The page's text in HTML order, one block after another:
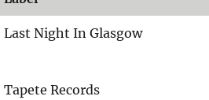
Last Night In Glasgow
Tapete Records